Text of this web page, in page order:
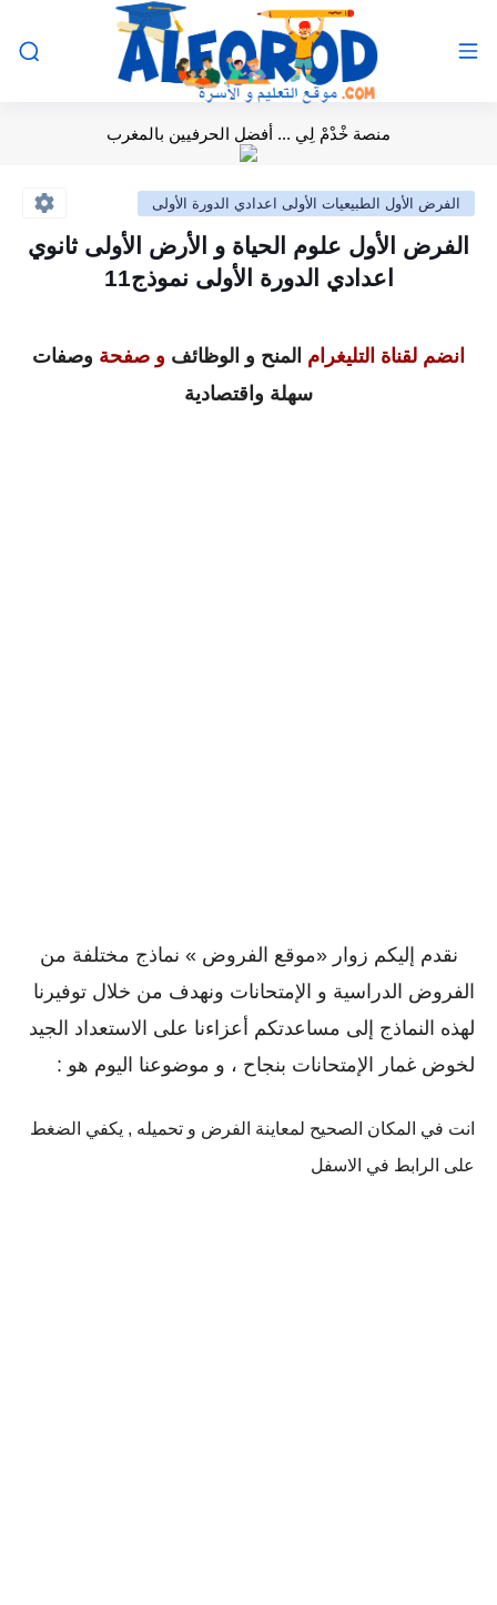
منصة خْدْمْ لِي ... أفضل الحرفيين بالمغرب
الفرض الأول الطبيعيات الأولى اعدادي الدورة الأولى
الفرض الأول علوم الحياة و الأرض الأولى ثانوي
اعدادي الدورة الأولى نموذج11
انضم لقناة التليغرام المنح و الوظائف و صفحة وصفات
سهلة واقتصادية
نقدم إليكم زوار «موقع الفروض » نماذج مختلفة من
الفروض الدراسية و الإمتحانات ونهدف من خلال توفيرنا
لهذه النماذج إلى مساعدتكم أعزاءنا على الاستعداد الجيد
لخوض غمار الإمتحانات بنجاح ، و موضوعنا اليوم هو :
انت في المكان الصحيح لمعاينة الفرض و تحميله , يكفي الضغط
على الرابط في الاسفل